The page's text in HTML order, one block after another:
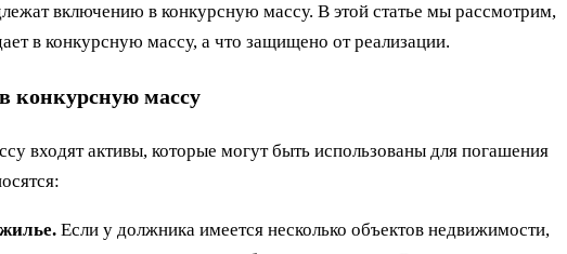
включению в конкурсную массу. В этой статье мы рассмотрим,
в конкурсную массу, а что защищено от реализации.
конкурсную массу
входят активы, которые могут быть использованы для погашения
Если у должника имеется несколько объектов недвижимости,